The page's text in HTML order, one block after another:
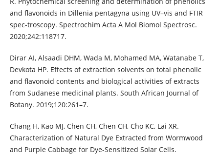
and flavonoids in Dillenia pentagyna using UV–vis and FTIR
spec-troscopy. Spectrochim Acta A Mol Biomol Spectrosc.
2020;242:118717.
Dirar AI, Alsaadi DHM, Wada M, Mohamed MA, Watanabe T,
Devkota HP. Effects of extraction solvents on total phenolic
and flavonoid contents and biological activities of extracts
from Sudanese medicinal plants. South African Journal of
Botany. 2019;120:261–7.
Chang H, Kao MJ, Chen CH, Chen CH, Cho KC, Lai XR.
Characterization of Natural Dye Extracted from Wormwood
and Purple Cabbage for Dye-Sensitized Solar Cells.